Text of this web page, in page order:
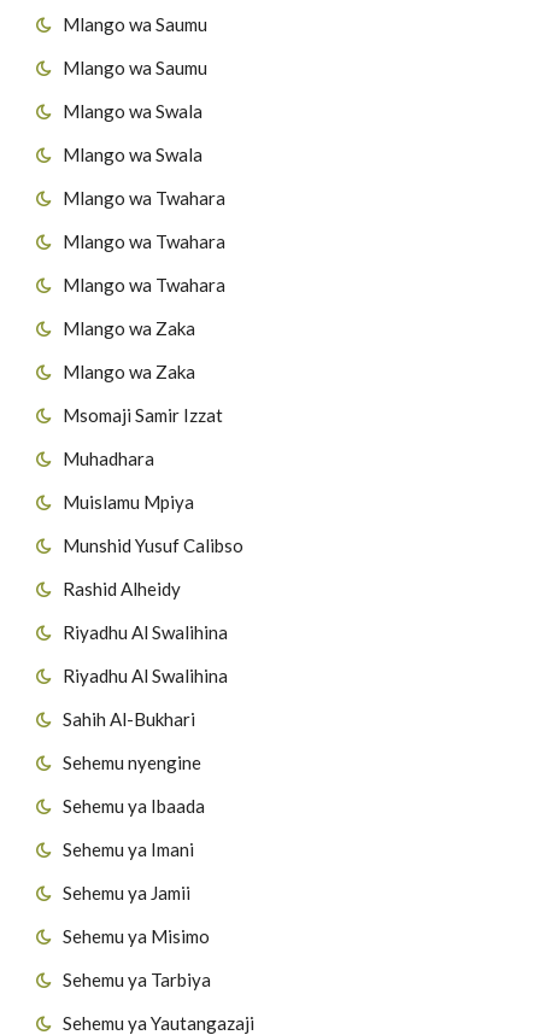
Mlango wa Saumu
Mlango wa Saumu
Mlango wa Swala
Mlango wa Swala
Mlango wa Twahara
Mlango wa Twahara
Mlango wa Twahara
Mlango wa Zaka
Mlango wa Zaka
Msomaji Samir Izzat
Muhadhara
Muislamu Mpiya
Munshid Yusuf Calibso
Rashid Alheidy
Riyadhu Al Swalihina
Riyadhu Al Swalihina
Sahih Al-Bukhari
Sehemu nyengine
Sehemu ya Ibaada
Sehemu ya Imani
Sehemu ya Jamii
Sehemu ya Misimo
Sehemu ya Tarbiya
Sehemu ya Yautangazaji